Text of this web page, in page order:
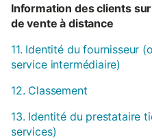
Information des clients
de vente à distance
11. Identité du fournisseur
service intermédiaire)
12. Classement
13. Identité du prestataire
services)